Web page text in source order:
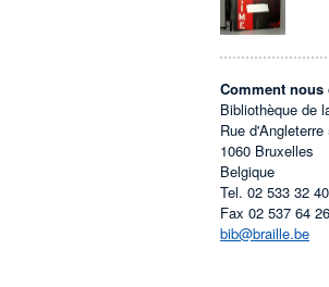
Comment nous
Bibliothèque de
Rue d'Angleterre
1060 Bruxelles
Belgique
Tel. 02 533 32 40
Fax 02 537 64 26
bib@braille.be